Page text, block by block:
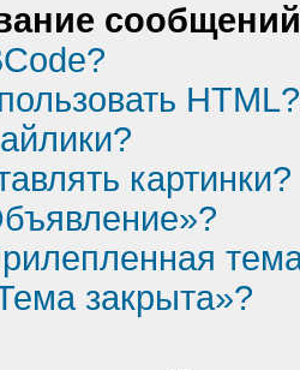
HTML?
картинки?
закрыта»?